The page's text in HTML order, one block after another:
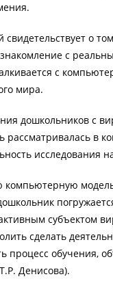
свидетельствует о
с
с
мира.
дошкольников с
рассматривалась в
исследования
субъектом
сделать
процесс обучения,
Денисова).